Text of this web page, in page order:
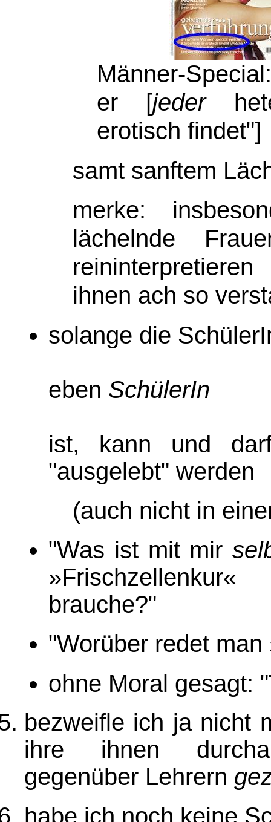
Männer-
er [jeder
erotisch findet"]
samt sanftem
merke:
lächelnde
ihnen ach so
solange die
eben SchülerIn
ist, kann und
"ausgelebt" werden
(auch nicht in
"Was ist mit mir
»Frischzellenkur«
brauche?"
"Worüber redet man
ohne Moral gesagt:
bezweifle ich ja nicht
ihre ihnen
gegenüber Lehrern
habe ich noch keine